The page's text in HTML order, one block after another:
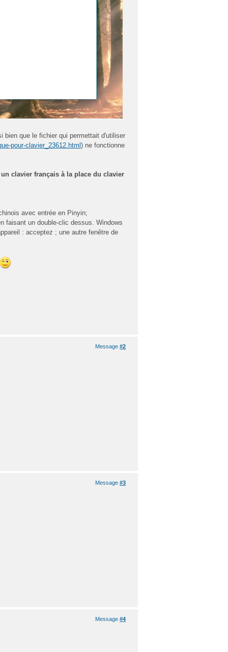
bien que le fichier qui permettait d'utiliser
pour-clavier_23612.html ) ne fonctionne
clavier français à la place du clavier
avec entrée en Pinyin;
faisant un double-clic dessus. Windows
: acceptez ; une autre fenêtre de
Message#2
Message#3
Message#4